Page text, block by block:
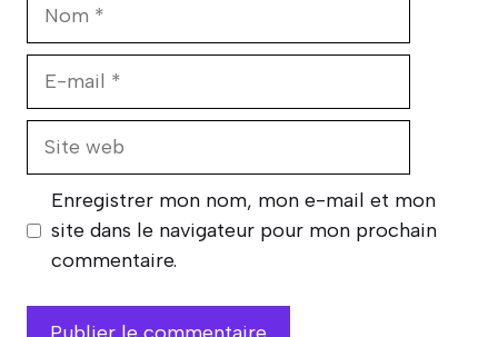
Enregistrer mon nom, mon e-mail et mon
site dans le navigateur pour mon prochain
commentaire.